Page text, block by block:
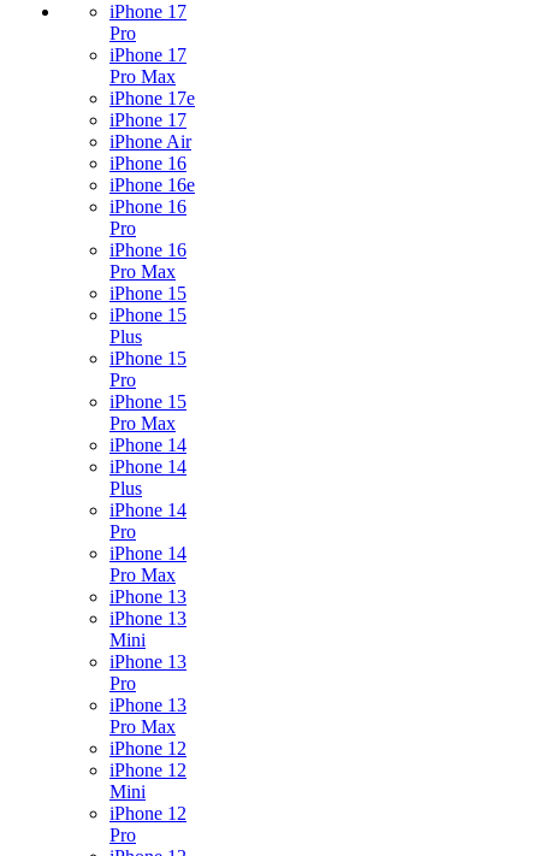
iPhone 17
Pro
iPhone 17
Pro Max
iPhone 17e
iPhone 17
iPhone Air
iPhone 16
iPhone 16e
iPhone 16
Pro
iPhone 16
Pro Max
iPhone 15
iPhone 15
Plus
iPhone 15
Pro
iPhone 15
Pro Max
iPhone 14
iPhone 14
Plus
iPhone 14
Pro
iPhone 14
Pro Max
iPhone 13
iPhone 13
Mini
iPhone 13
Pro
iPhone 13
Pro Max
iPhone 12
iPhone 12
Mini
iPhone 12
Pro